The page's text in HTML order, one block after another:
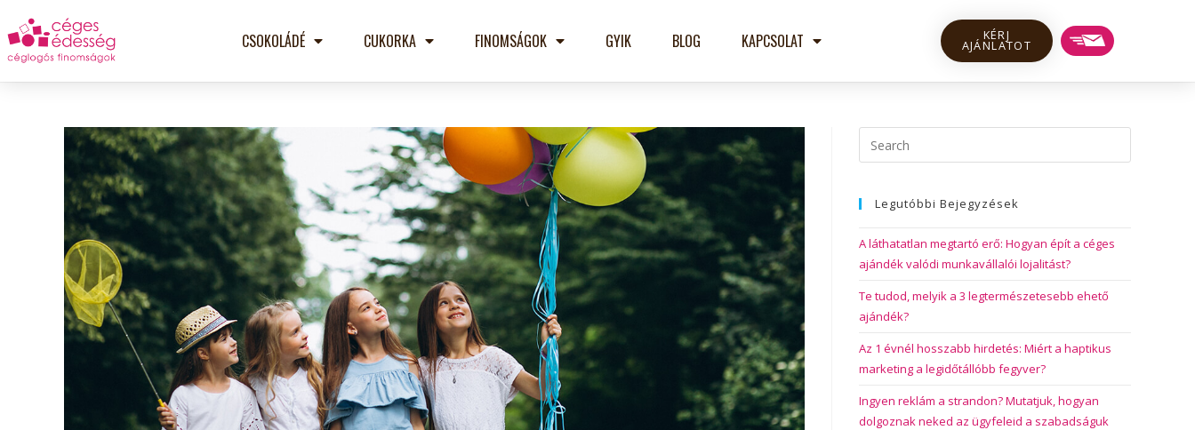
CSOKOLÁDÉ CUKORKA FINOMSÁGOK GYIK BLOG KAPCSOLAT KÉRJ
AJÁNLATOT
Legutóbbi Bejegyzések
A láthatatlan megtartó erő: Hogyan épít a céges
ajándék valódi munkavállalói lojalitást?
Te tudod, melyik a 3 legtermészetesebb ehető
ajándék?
Az 1 évnél hosszabb hirdetés: Miért a haptikus
marketing a legidőtállóbb fegyver?
Ingyen reklám a strandon? Mutatjuk, hogyan
dolgoznak neked az ügyfeleid a szabadságuk